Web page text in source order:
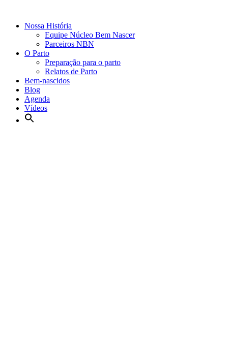
Nossa História
Equipe Núcleo Bem Nascer
Parceiros NBN
O Parto
Preparação para o parto
Relatos de Parto
Bem-nascidos
Blog
Agenda
Vídeos